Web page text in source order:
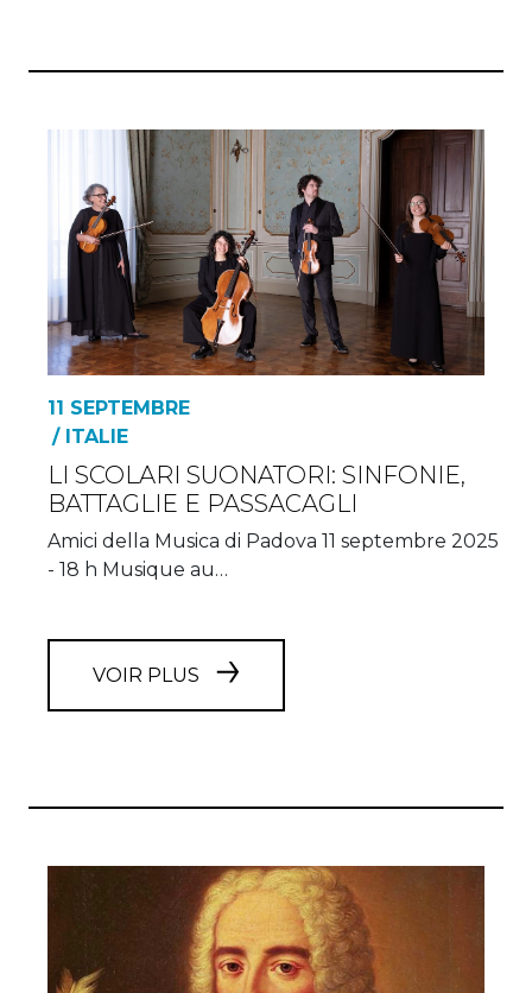
11 SEPTEMBRE
/ ITALIE
LI SCOLARI SUONATORI: SINFONIE,
BATTAGLIE E PASSACAGLI
Amici della Musica di Padova 11 septembre 2025
- 18 h Musique au…
VOIR PLUS